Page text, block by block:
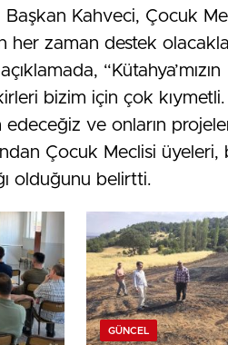
Kahveci, Çocuk
zaman destek
“Kütahya’mızın
bizim için çok
edeceğiz ve onların
Çocuk Meclisi üyeleri,
olduğunu belirtti.
GÜNCEL